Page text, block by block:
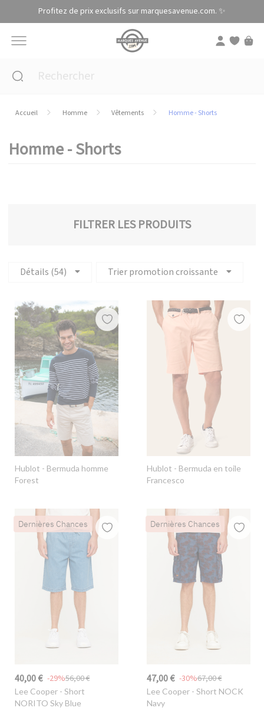
Profitez de prix exclusifs sur marquesavenue.com. ✨
Accueil Homme Vêtements Homme - Shorts
Homme - Shorts
FILTRER LES PRODUITS
Détails (54) Trier promotion croissante
Hublot - Bermuda homme
Forest
Hublot - Bermuda en toile
Francesco
Dernières Chances
40,00 € 56,00 €
-29%
Lee Cooper- Short
NORITO Sky Blue
Dernières Chances
47,00 € 67,00 €
-30%
Lee Cooper- Short NOCK
Navy
Panneau de gestion des cookies